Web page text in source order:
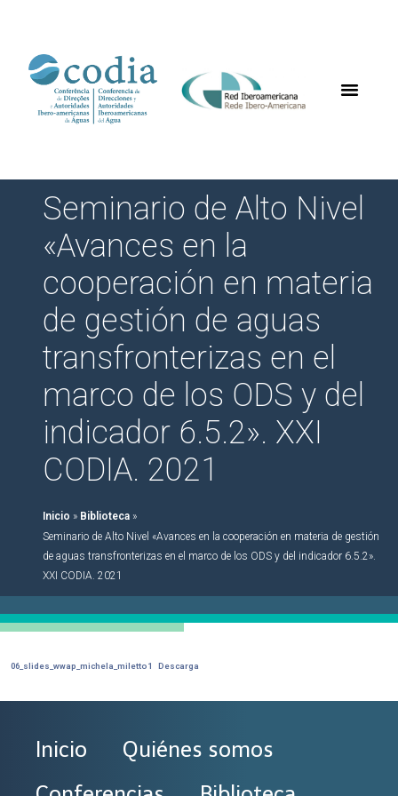
Seminario de Alto Nivel
«Avances en la
cooperación en materia
de gestión de aguas
transfronterizas en el
marco de los ODS y del
indicador 6.5.2». XXI
CODIA. 2021
Inicio » Biblioteca »
Seminario de Alto Nivel «Avances en la cooperación en materia de gestión
de aguas transfronterizas en el marco de los ODS y del indicador 6.5.2».
XXI CODIA. 2021
06_slides_wwap_michela_miletto1 Descarga
Inicio
Quiénes somos